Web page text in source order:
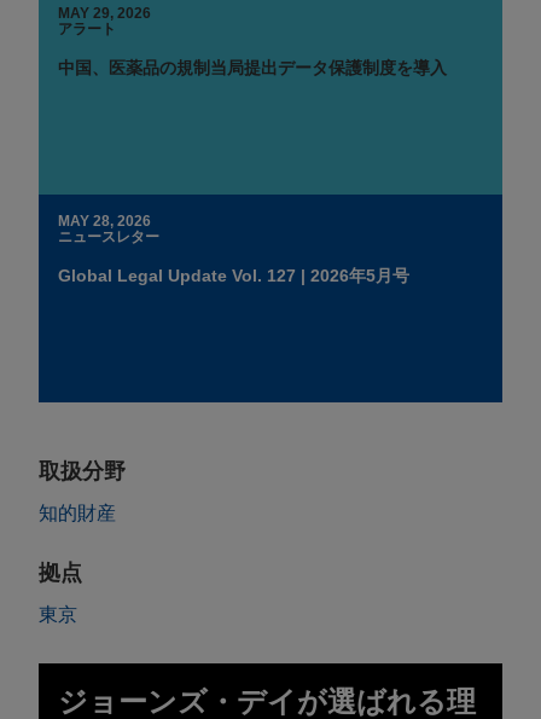
MAY 29, 2026
アラート
中国、医薬品の規制当局提出データ保護制度を導入
MAY 28, 2026
ニュースレター
Global Legal Update Vol. 127 | 2026年5月号
取扱分野
知的財産
拠点
東京
ジョーンズ・デイが選ばれる理